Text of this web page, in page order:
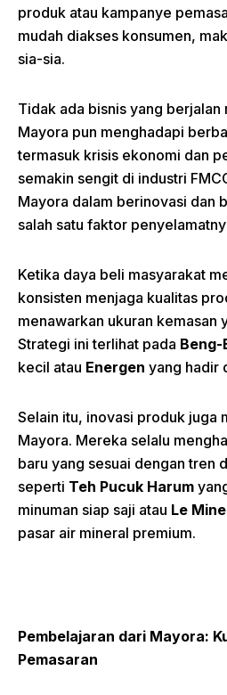
produk atau kampanye
mudah diakses konsumen,
sia-sia.
Tidak ada bisnis yang berjalan
Mayora pun menghadapi
termasuk krisis ekonomi dan
semakin sengit di industri
Mayora dalam berinovasi dan
salah satu faktor
Ketika daya beli masyarakat
konsisten menjaga kualitas
menawarkan ukuran kemasan
Strategi ini terlihat pada Beng-
kecil atau Energen yang hadir
Selain itu, inovasi produk juga
Mayora. Mereka selalu
baru yang sesuai dengan tren
seperti Teh Pucuk Harum
minuman siap saji atau Le
pasar air mineral premium.
Pembelajaran dari Mayora:
Pemasaran